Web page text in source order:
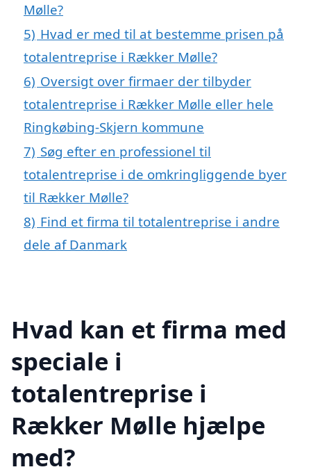
Mølle?
5) Hvad er med til at bestemme prisen på
totalentreprise i Rækker Mølle?
6) Oversigt over firmaer der tilbyder
totalentreprise i Rækker Mølle eller hele
Ringkøbing-Skjern kommune
7) Søg efter en professionel til
totalentreprise i de omkringliggende byer
til Rækker Mølle?
8) Find et firma til totalentreprise i andre
dele af Danmark
Hvad kan et firma med
speciale i
totalentreprise i
Rækker Mølle hjælpe
med?